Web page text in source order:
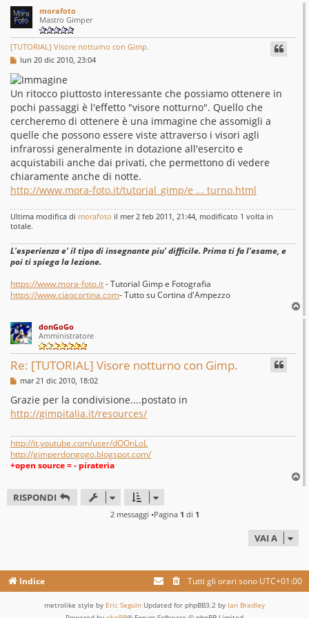
morafoto
Mastro Gimper
[TUTORIAL] Visore notturno con Gimp.
M
s
s
a
g
g
i
o
lun 20 dic 2010, 23:04
Un ritocco piuttosto interessante che possiamo ottenere in
pochi passaggi è l'effetto "visore notturno". Quello che
cercheremo di ottenere è una immagine che assomigli a
quelle che possono essere viste attraverso i visori agli
infrarossi generalmente in dotazione all'esercito e
acquistabili anche dai privati, che permettono di vedere
chiaramente anche di notte.
http://www.mora-foto.it/tutorial_gimp/e ... turno.html
Ultima modifica di morafoto il mer 2 feb 2011, 21:44, modificato 1 volta in
totale.
L'esperienza e' il tipo di insegnante piu' difficile. Prima ti fa l'esame, e
poi ti spiega la lezione.
https://www.mora-foto.it- Tutorial Gimp e Fotografia
https://www.ciaocortina.com- Tutto su Cortina d'Ampezzo
o
donGoGo
Amministratore
Re: [TUTORIAL] Visore notturno con Gimp.
M
s
s
a
g
i
o
mar 21 dic 2010, 18:02
Grazie per la condivisione....postato in
http://gimpitalia.it/resources/
http://it.youtube.com/user/dOOnLoL
http://gimperdongogo.blogspot.com/
+open source = - pirateria
o
RISPONDI
2 messaggi •Pagina 1 di 1
VAI A
Indice Tutti gli orari sono UTC+01:00
metrolike style by Eric Seguin Updated for phpBB3.2 by Ian Bradley